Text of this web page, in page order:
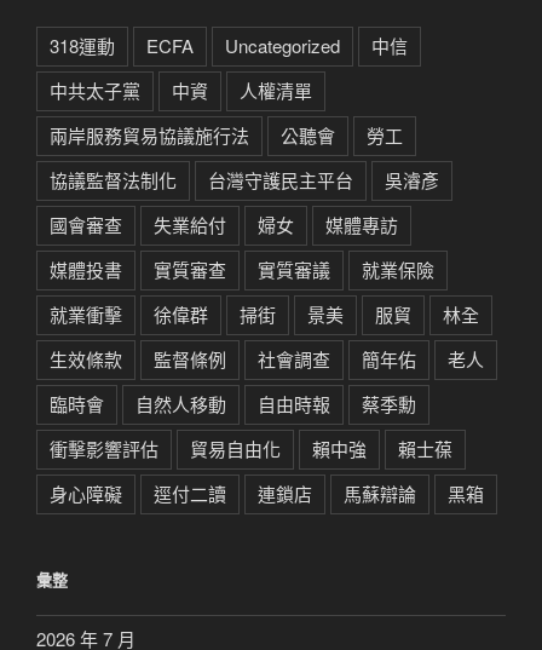
318運動 ECFA Uncategorized
中信
中共太子黨
中資
人權清單
兩岸服務貿易協議施行法
公聽會
勞工
協議監督法制化
台灣守護民主平台
吳濬彥
國會審查
失業給付 婦女
媒體專訪
媒體投書
實質審查 實質審議
就業保險
就業衝擊
徐偉群 掃街 景美 服貿
林全
生效條款
監督條例 社會調查 簡年佑
老人
臨時會
自然人移動 自由時報
蔡季勳
衝擊影響評估
貿易自由化 賴中強
賴士葆
身心障礙
逕付二讀 連鎖店 馬蘇辯論 黑箱
彙整
2026 年 7 月